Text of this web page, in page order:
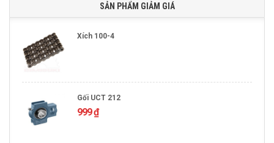
SẢN PHẨM GIẢM GIÁ
Xích 100-4
Gối UCT 212
999₫